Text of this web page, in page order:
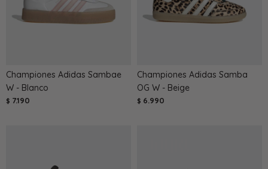
Championes Adidas Sambae
W - Blanco
$ 7.190
Championes Adidas Samba
OG W - Beige
$ 6.990